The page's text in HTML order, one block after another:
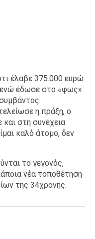
έλαβε 375.000 ευρώ
ενώ έδωσε στο «φως»
η πράξη, ο
στη συνέχεια
καλό άτομο, δεν
το γεγονός,
νέα τοποθέτηση
της 34χρονης.